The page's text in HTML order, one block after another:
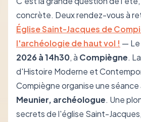
concrète. Deux rendez-vous à
Église Saint-Jacques de
l'archéologie de haut vol ! — Le
2026 à 14h30, à Compiègne.
d'Histoire Moderne et
Compiègne organise une séance
Meunier, archéologue. Une
secrets de l'église Saint-